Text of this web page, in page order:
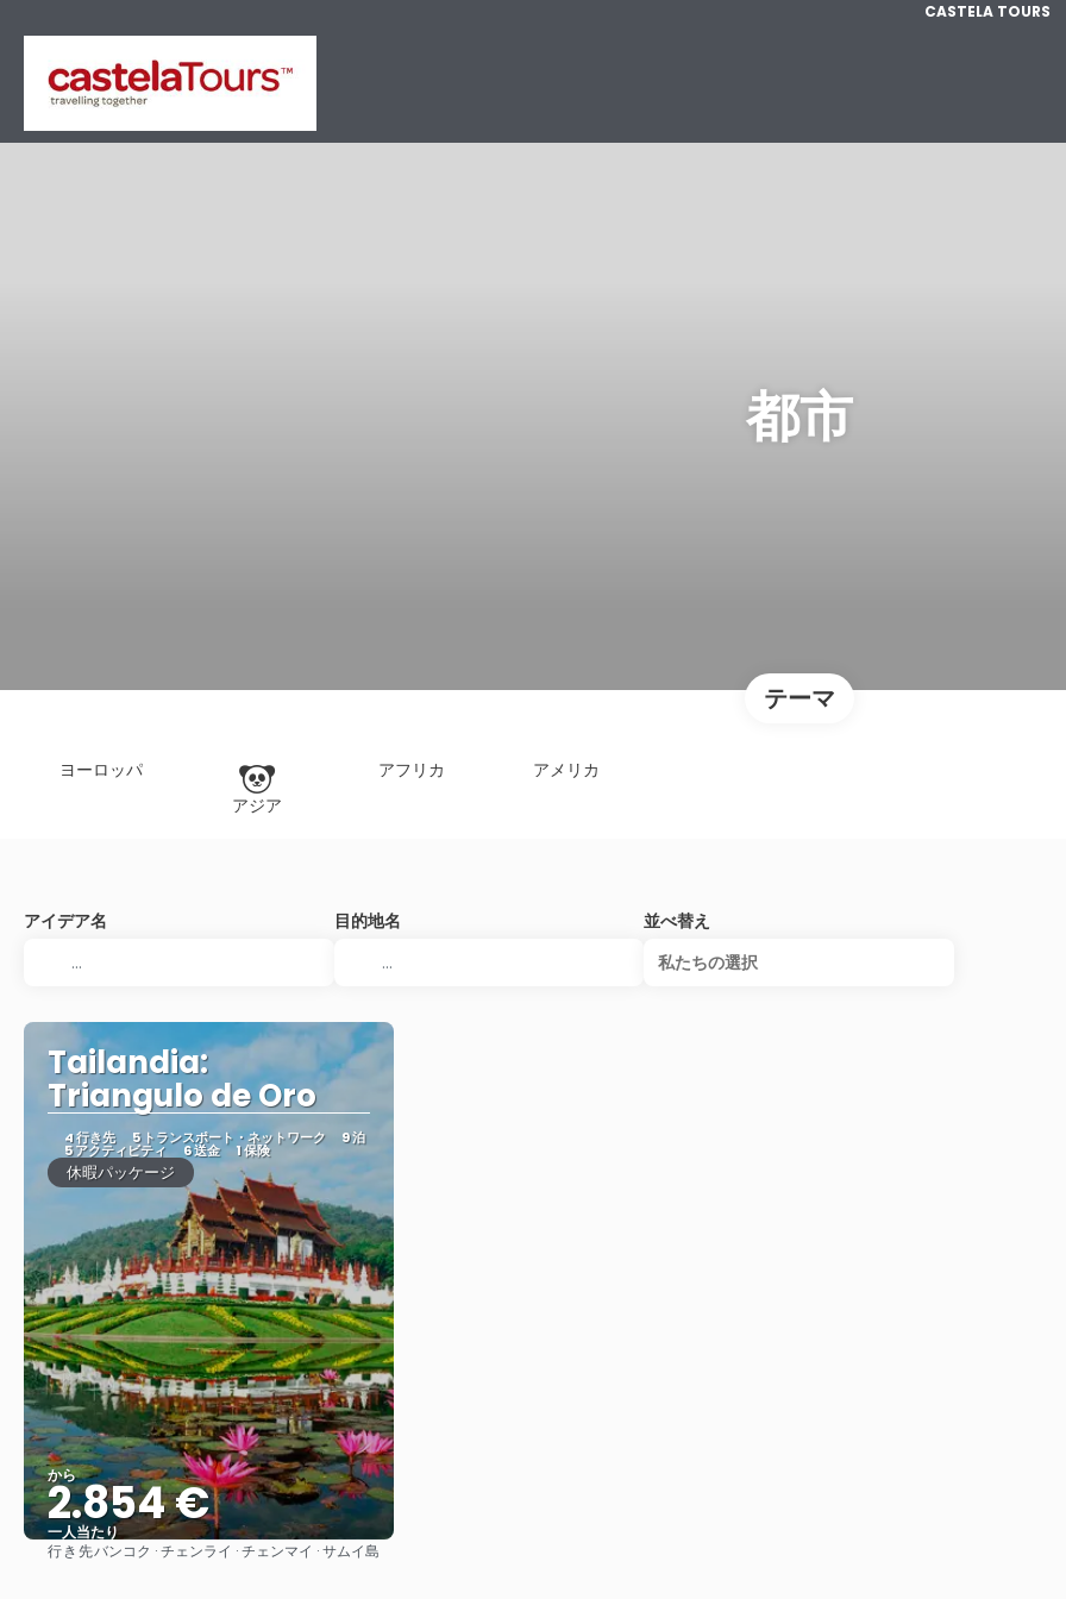
CASTELA TOURS
都市
テーマ
ヨーロッパ
アジア
アフリカ アメリカ
アイデア名 目的地名
並べ替え
私たちの選択
Tailandia:
Triangulo de Oro
4 行き先 5 トランスポート・ネットワーク 9 泊
5 アクティビティ 6 送金 1 保険
休暇パッケージ
から
2.854 €
一人当たり
見る
行き先バンコク · チェンライ · チェンマイ · サムイ島